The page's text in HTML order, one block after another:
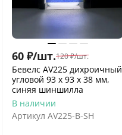
60 ₽/шт.120 ₽/шт.
Бевелс AV225 дихроичный
угловой 93 х 93 х 38 мм,
синяя шиншилла
В наличии
Артикул AV225-B-SH